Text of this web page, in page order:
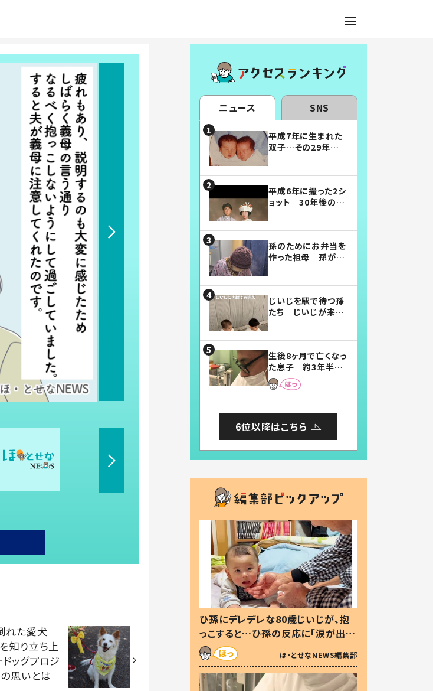
れた愛犬
知り立ち上
ッグプロジ
思いとは
ニュース SNS
平成7年に生まれた
双子…その29年後
平成6年に撮った2シ
ョット 30年後の姿
孫のためにお弁当を
作った祖母 孫が絶
じいじを駅で待つ孫
たち じいじが来た
まらない」「幸せにな
れる」
生後8ヶ月で亡くなっ
た息子 約3年半
後、当時の妻の日記
に書いてあった本音
6位以降はこちら
ひ孫にデレデレな80歳じいじが、抱
っこすると…ひ孫の反応に「涙が出ま
した」「可愛くて仕方ない」
ほ・とせなNEWS編集部